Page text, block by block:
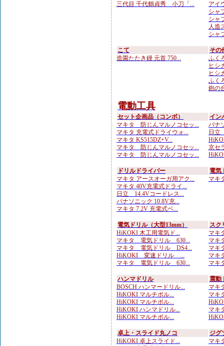
三代目 千代鶴貞秀 小刀「...
アイ
シャ
シャ
人
シャ
こて
造園たたき鏝 元首 750...
その
ふく
ヒシ
ヒシ
ふく
鉋の
電動工具
セット企画品（コンボ）
マキタ 防じんマルノコセッ...
マキタ 充電式ドライウォ...
マキタ KS515DZ+V...
マキタ 防じんマルノコセッ...
マキタ 防じんマルノコセッ...
イン
パナ
日立
京セ
ドリルドライバー
マキタ アースオーガ用アク...
マキタ 40V充電式ドライ...
日立 14.4Vコードレス...
パナソニック 10.8V充...
マキタ 7.2V 充電式ペ...
電気
マキ
電気ドリル（大型13mm）
HiKOKI 木工用電気ド...
マキタ 電気ドリル 630...
マキタ 電気ドリル DS4...
HiKOKI 変速ドリル ...
マキタ 電気ドリル 630...
スク
マキ
マキ
マキ
マキ
マキ
ハンマドリル
BOSCH ハンマードリル...
HiKOKI マルチボル...
HiKOKI マルチボル...
HiKOKI ハンマドリル...
HiKOKI マルチボル...
震動
マキ
マキ
マキ
卓上・スライド丸ノコ
HiKOKI 卓上スライド...
ジグ
マキ